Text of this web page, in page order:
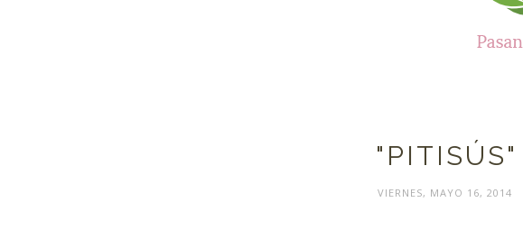
"PITISÚS"
VIERNES, MAYO 16, 2014